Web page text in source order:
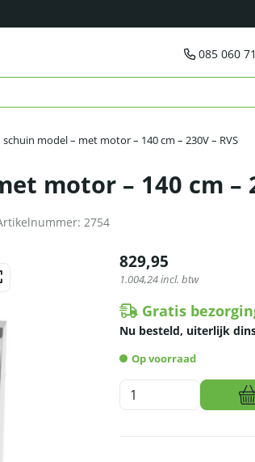
085 060
schuin model – met motor – 140 cm – 230V – RVS
motor – 140 cm –
2754
829,95
1.004,24incl. btw
Gratis
Nu besteld, uiterlijk
Op voorraad
HCB
Afzuigkap